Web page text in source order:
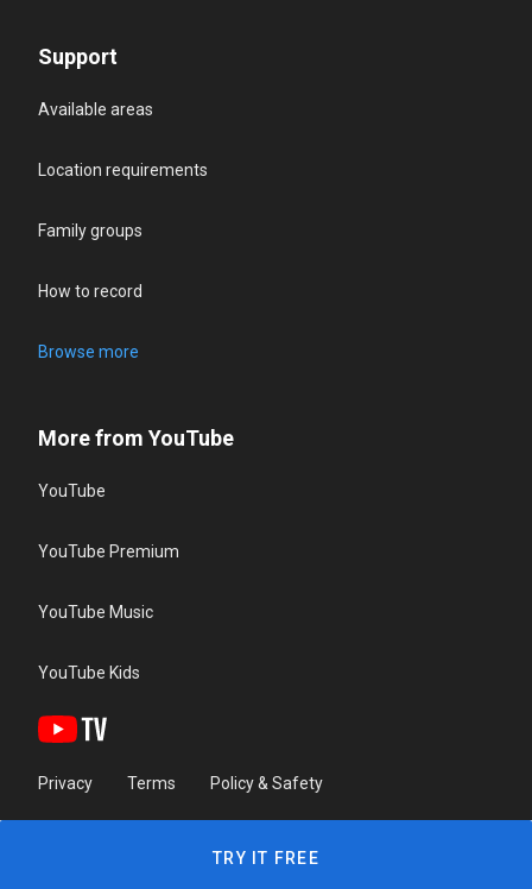
Support
Available areas
Location requirements
Family groups
How to record
Browse more
More from YouTube
YouTube
YouTube Premium
YouTube Music
YouTube Kids
Privacy Terms Policy & Safety
TRY IT FREE